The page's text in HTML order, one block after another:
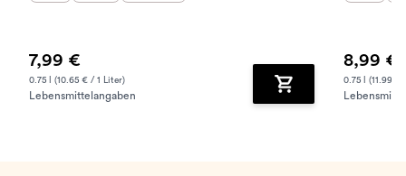
7,99 €
0.75 l (10.65 € / 1 Liter)
Lebensmittelangaben Zum Warenkorb
8,99 €
0.75 l (11.99 €